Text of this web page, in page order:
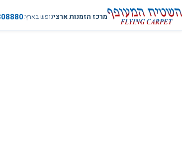
מרכז הזמנות ארצינופש בארץ